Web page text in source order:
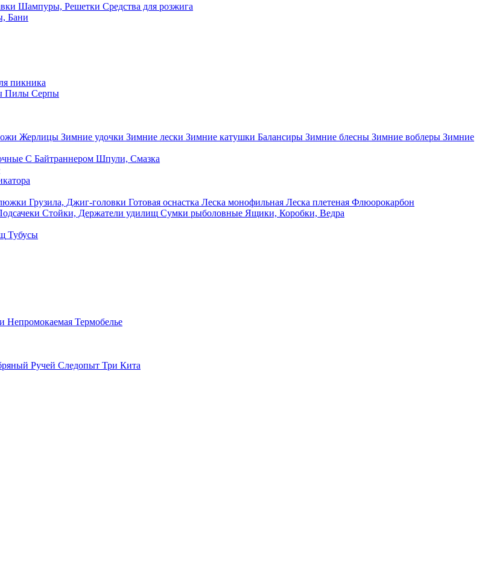
Шампуры, Решетки Средства для розжига
Бани
пикника
Пилы Серпы
Жерлицы Зимние удочки Зимние лески Зимние катушки Балансиры Зимние блесны Зимние воблеры Зимние
С Байтраннером Шпули, Смазка
Грузила, Джиг-головки Готовая оснастка Леска монофильная Леска плетеная Флюорокарбон
Стойки, Держатели удилищ Сумки рыболовные Ящики, Коробки, Ведра
Тубусы
Непромокаемая Термобелье
Ручей Следопыт Три Кита